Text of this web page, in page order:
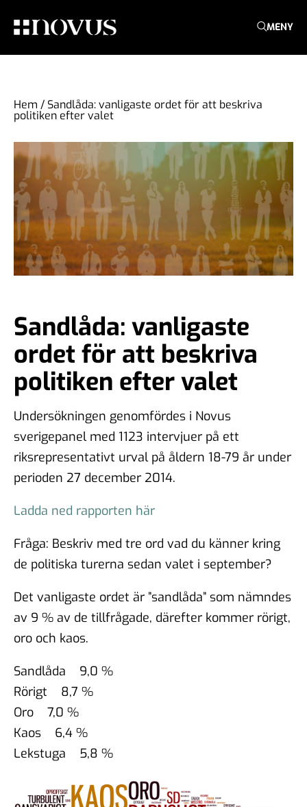
MENY
Hem / Sandlåda: vanligaste ordet för att beskriva
politiken efter valet
Sandlåda: vanligaste
ordet för att beskriva
politiken efter valet
Undersökningen genomfördes i Novus
sverigepanel med 1123 intervjuer på ett
riksrepresentativt urval på åldern 18-79 år under
perioden 27 december 2014.
Ladda ned rapporten här
Fråga: Beskriv med tre ord vad du känner kring
de politiska turerna sedan valet i september?
Det vanligaste ordet är ”sandlåda” som nämndes
av 9 % av de tillfrågade, därefter kommer rörigt,
oro och kaos.
Sandlåda 9,0 %
Rörigt 8,7 %
Oro 7,0 %
Kaos 6,4 %
Lekstuga 5,8 %